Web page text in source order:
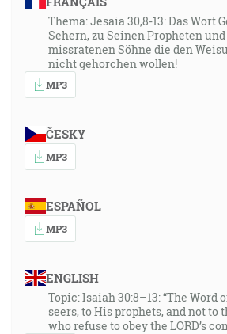
Thema: Jesaia 30,8-13: Das Wort
Sehern, zu Seinen Propheten
missratenen Söhne die den
nicht gehorchen wollen!
MP3
ČESKY
MP3
ESPAÑOL
MP3
ENGLISH
Topic: Isaiah 30:8–13: “The Word
seers, to His prophets, and not to
who refuse to obey the LORD’s